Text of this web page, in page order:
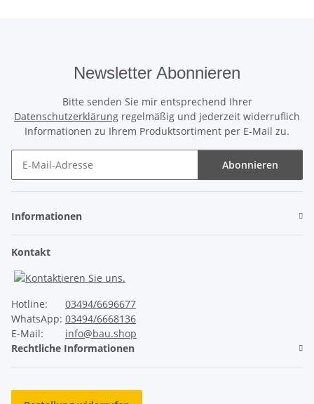
Newsletter Abonnieren
Bitte senden Sie mir entsprechend Ihrer
Datenschutzerklärung regelmäßig und jederzeit widerruflich
Informationen zu Ihrem Produktsortiment per E-Mail zu.
Abonnieren
Informationen
Kontakt
Hotline:
03494/6696677
WhatsApp: 03494/6668136
E-Mail:
info@bau.shop
Rechtliche Informationen